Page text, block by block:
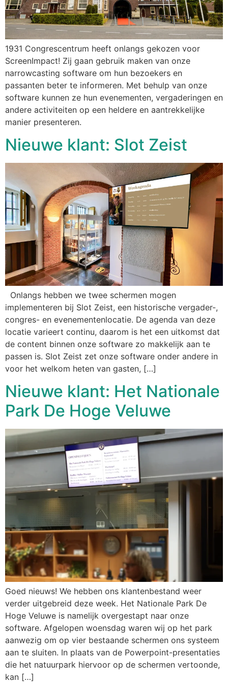
1931 Congrescentrum heeft onlangs gekozen voor
ScreenImpact! Zij gaan gebruik maken van onze
narrowcasting software om hun bezoekers en
passanten beter te informeren. Met behulp van onze
software kunnen ze hun evenementen, vergaderingen en
andere activiteiten op een heldere en aantrekkelijke
manier presenteren.
Nieuwe klant: Slot Zeist
Onlangs hebben we twee schermen mogen
implementeren bij Slot Zeist, een historische vergader-,
congres- en evenementenlocatie. De agenda van deze
locatie varieert continu, daarom is het een uitkomst dat
de content binnen onze software zo makkelijk aan te
passen is. Slot Zeist zet onze software onder andere in
voor het welkom heten van gasten, […]
Nieuwe klant: Het Nationale
Park De Hoge Veluwe
Goed nieuws! We hebben ons klantenbestand weer
verder uitgebreid deze week. Het Nationale Park De
Hoge Veluwe is namelijk overgestapt naar onze
software. Afgelopen woensdag waren wij op het park
aanwezig om op vier bestaande schermen ons systeem
aan te sluiten. In plaats van de Powerpoint-presentaties
die het natuurpark hiervoor op de schermen vertoonde,
kan […]